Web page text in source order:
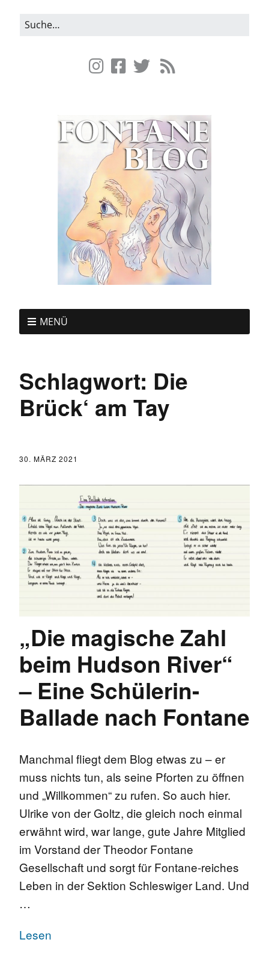
MENÜ
Schlagwort: Die
Brück‘ am Tay
30. MÄRZ 2021
„Die magische Zahl
beim Hudson River“
– Eine Schülerin-
Ballade nach Fontane
Manchmal fliegt dem Blog etwas zu – er
muss nichts tun, als seine Pforten zu öffnen
und „Willkommen“ zu rufen. So auch hier.
Ulrike von der Goltz, die gleich noch einmal
erwähnt wird, war lange, gute Jahre Mitglied
im Vorstand der Theodor Fontane
Gesellschaft und sorgt für Fontane-reiches
Leben in der Sektion Schleswiger Land. Und
…
Lesen